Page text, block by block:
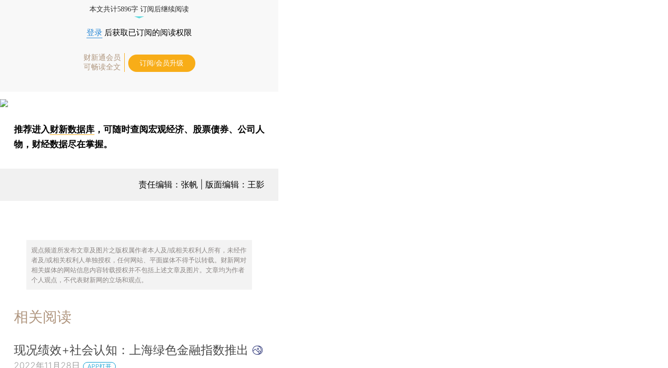
本文共计5896字 订阅后继续阅读
登录 后获取已订阅的阅读权限
财新通会员
可畅读全文
订阅/会员升级
推荐进入财新数据库 ，可随时查阅宏观经济、股票债券、公司人
物，财经数据尽在掌握。
责任编辑：张帆 | 版面编辑：王影
观点频道所发布文章及图片之版权属作者本人及/或相关权利人所有，未经作
者及/或相关权利人单独授权，任何网站、平面媒体不得予以转载。财新网对
相关媒体的网站信息内容转载授权并不包括上述文章及图片。文章均为作者
个人观点，不代表财新网的立场和观点。
相关阅读
现况绩效+社会认知：上海绿色金融指数推出
2022年11月28日 APP打开